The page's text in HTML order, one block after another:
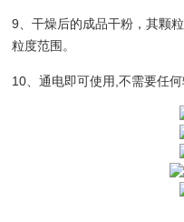
9、干燥后的成品干粉，其颗
粒度范围。
10、通电即可使用,不需要任何